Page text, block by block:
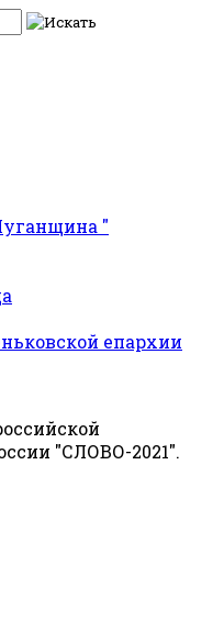
"
епархии
"СЛОВО-2021".